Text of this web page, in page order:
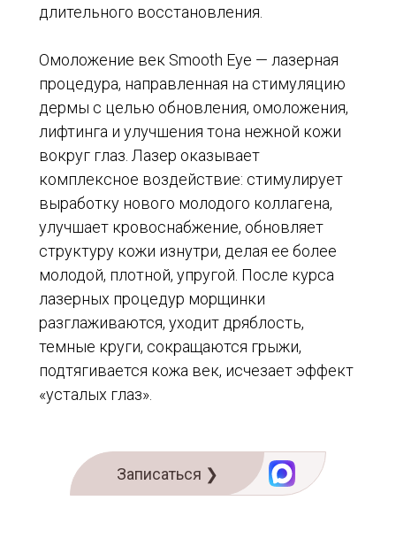
длительного восстановления.
Омоложение век Smooth Eye — лазерная
процедура, направленная на стимуляцию
дермы с целью обновления, омоложения,
лифтинга и улучшения тона нежной кожи
вокруг глаз. Лазер оказывает
комплексное воздействие: стимулирует
выработку нового молодого коллагена,
улучшает кровоснабжение, обновляет
структуру кожи изнутри, делая ее более
молодой, плотной, упругой. После курса
лазерных процедур морщинки
разглаживаются, уходит дряблость,
темные круги, сокращаются грыжи,
подтягивается кожа век, исчезает эффект
«усталых глаз».
Записаться ❯